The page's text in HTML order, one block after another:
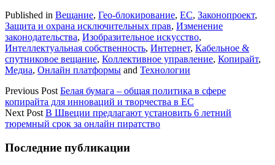
Published in Вещание, Гео-блокирование, ЕС, Законопроект,
Защита и охрана исключительных прав, Изменение
законодательства, Изобразительное искусство,
Интеллектуальная собственность, Интернет, Кабельное &
спутниковое вещание, Коллективное управление, Копирайт,
Медиа, Онлайн платформы and Технологии
Previous Post Белая бумага – общая политика в сфере
копирайта для инноваций и творчества в ЕС
Next Post В Швеции предлагают установить 6 летний
тюремный срок за онлайн пиратство
Sidebar
Последние публикации